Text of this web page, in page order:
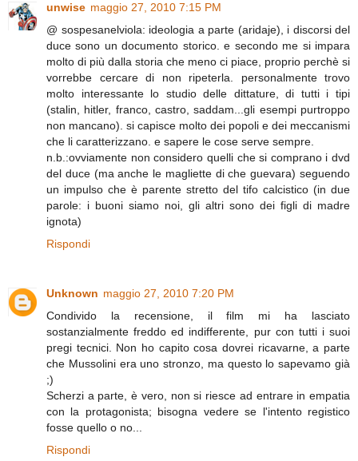
unwise maggio 27, 2010 7:15 PM
@ sospesanelviola: ideologia a parte (aridaje), i discorsi del
duce sono un documento storico. e secondo me si impara
molto di più dalla storia che meno ci piace, proprio perchè si
vorrebbe cercare di non ripeterla. personalmente trovo
molto interessante lo studio delle dittature, di tutti i tipi
(stalin, hitler, franco, castro, saddam...gli esempi purtroppo
non mancano). si capisce molto dei popoli e dei meccanismi
che li caratterizzano. e sapere le cose serve sempre.
n.b.:ovviamente non considero quelli che si comprano i dvd
del duce (ma anche le magliette di che guevara) seguendo
un impulso che è parente stretto del tifo calcistico (in due
parole: i buoni siamo noi, gli altri sono dei figli di madre
ignota)
Rispondi
Unknown maggio 27, 2010 7:20 PM
Condivido la recensione, il film mi ha lasciato
sostanzialmente freddo ed indifferente, pur con tutti i suoi
pregi tecnici. Non ho capito cosa dovrei ricavarne, a parte
che Mussolini era uno stronzo, ma questo lo sapevamo già
;)
Scherzi a parte, è vero, non si riesce ad entrare in empatia
con la protagonista; bisogna vedere se l'intento registico
fosse quello o no...
Rispondi